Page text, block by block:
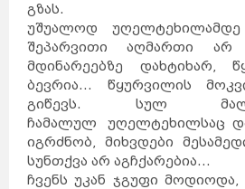
გზას.
უშუალოდ უღელტეხილამდე
შეპარვითი აღმართი არ
მდინარეებზე დახტიხარ,
ბევრია... წყურვილის
გიწევს. სულ
ჩამალულ უღელტეხილსაც
იგრძნობ, მიხვდები
სუნთქვა არ აგჩქარებია...
ჩვენს უკან ჯგუფი მოდიოდა,